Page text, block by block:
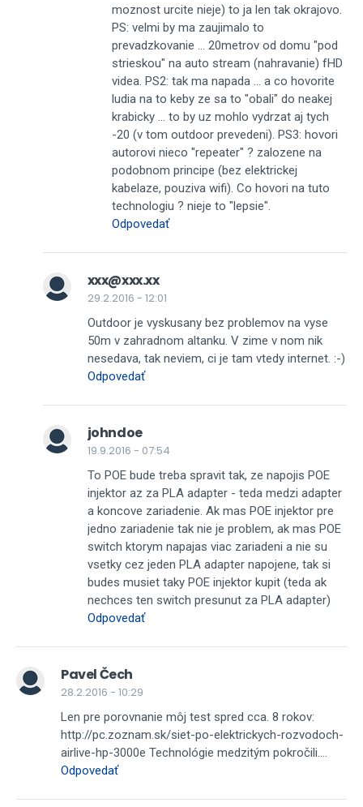
moznost urcite nieje) to ja len tak okrajovo.
PS: velmi by ma zaujimalo to
prevadzkovanie ... 20metrov od domu "pod
strieskou" na auto stream (nahravanie) fHD
videa. PS2: tak ma napada ... a co hovorite
ludia na to keby ze sa to "obali" do neakej
krabicky ... to by uz mohlo vydrzat aj tych
-20 (v tom outdoor prevedeni). PS3: hovori
autorovi nieco "repeater" ? zalozene na
podobnom principe (bez elektrickej
kabelaze, pouziva wifi). Co hovori na tuto
technologiu ? nieje to "lepsie".
Odpovedať
xxx@xxx.xx
29.2.2016 - 12:01
Outdoor je vyskusany bez problemov na vyse
50m v zahradnom altanku. V zime v nom nik
nesedava, tak neviem, ci je tam vtedy internet. :-)
Odpovedať
johndoe
19.9.2016 - 07:54
To POE bude treba spravit tak, ze napojis POE
injektor az za PLA adapter - teda medzi adapter
a koncove zariadenie. Ak mas POE injektor pre
jedno zariadenie tak nie je problem, ak mas POE
switch ktorym napajas viac zariadeni a nie su
vsetky cez jeden PLA adapter napojene, tak si
budes musiet taky POE injektor kupit (teda ak
nechces ten switch presunut za PLA adapter)
Odpovedať
Pavel Čech
28.2.2016 - 10:29
Len pre porovnanie môj test spred cca. 8 rokov:
http://pc.zoznam.sk/siet-po-elektrickych-rozvodoch-
airlive-hp-3000e Technológie medzitým pokročili....
Odpovedať